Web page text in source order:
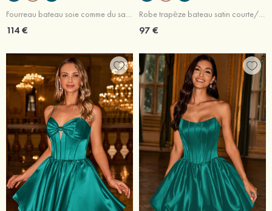
Fourreau bateau soie comme du satin courte/mini robe de fête de la rentré avec plissé drapé latéral
114 €
Robe trapèze bateau satin courte/mini robe de fête de la rentré avec plissé
97 €